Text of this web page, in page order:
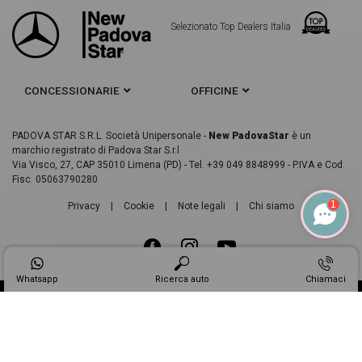
Selezionato Top Dealers Italia
CONCESSIONARIE OFFICINE
PADOVA STAR S.R.L. Società Unipersonale - New PadovaStar è un
marchio registrato di Padova Star S.r.l
Via Visco, 27, CAP 35010 Limena (PD) - Tel. +39 049 8848999 - P.IVA e Cod.
Fisc. 05063790280
Privacy | Cookie | Note legali | Chi siamo
Made inWeb Industry ®
Whatsapp Ricerca auto Chiamaci
1